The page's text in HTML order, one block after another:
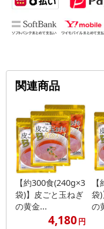
関連商品
【約300食(240g×3
袋)】皮ごと玉ねぎ
の黄金...
4,180円
袋
の